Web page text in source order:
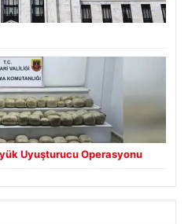
Uyuşturucu Operasyonu